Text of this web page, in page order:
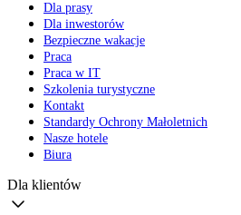
Dla prasy
Dla inwestorów
Bezpieczne wakacje
Praca
Praca w IT
Szkolenia turystyczne
Kontakt
Standardy Ochrony Małoletnich
Nasze hotele
Biura
Dla klientów